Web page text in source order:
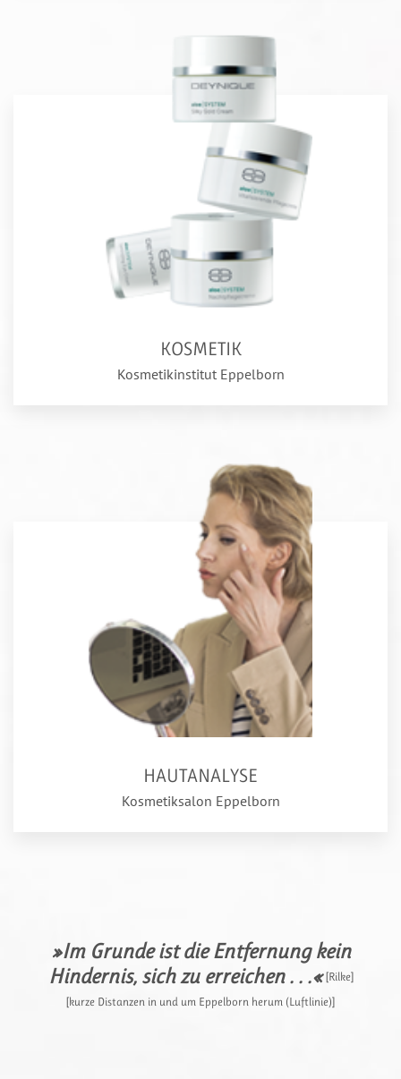
KOSMETIK
Kosmetikinstitut Eppelborn
HAUTANALYSE
Kosmetiksalon Eppelborn
»Im Grunde ist die Entfernung kein
Hindernis, sich zu erreichen . . .« [Rilke]
[kurze Distanzen in und um Eppelborn herum (Luftlinie)]